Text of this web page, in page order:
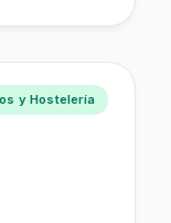
y Hostelería